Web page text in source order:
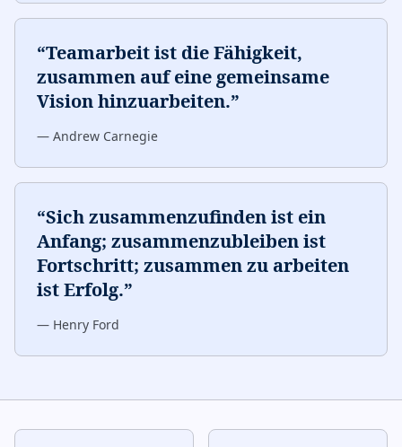
“Teamarbeit ist die Fähigkeit,
zusammen auf eine gemeinsame
Vision hinzuarbeiten.”
— Andrew Carnegie
“Sich zusammenzufinden ist ein
Anfang; zusammenzubleiben ist
Fortschritt; zusammen zu arbeiten
ist Erfolg.”
— Henry Ford